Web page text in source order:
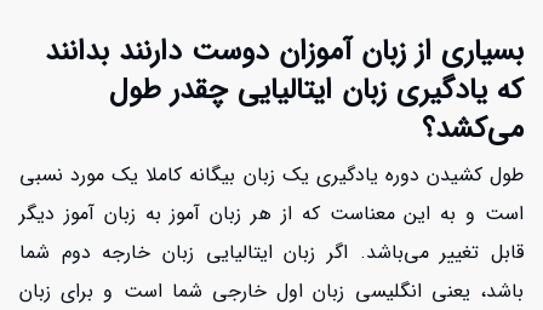
بسیاری از زبان آموزان دوست دارنند بدانند
که یادگیری زبان ایتالیایی چقدر طول
می‌کشد؟
طول کشیدن دوره یادگیری یک زبان بیگانه کاملا یک مورد نسبی
است و به این معناست که از هر زبان آموز به زبان آموز دیگر
قابل تغییر می‌باشد. اگر زبان ایتالیایی زبان خارجه دوم شما
باشد، یعنی انگلیسی زبان اول خارجی شما است و برای زبان